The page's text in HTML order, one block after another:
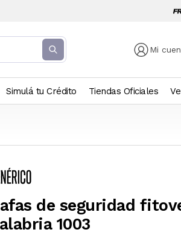
Mi
Simulá tu Crédito Tiendas Oficiales
de seguridad
1003